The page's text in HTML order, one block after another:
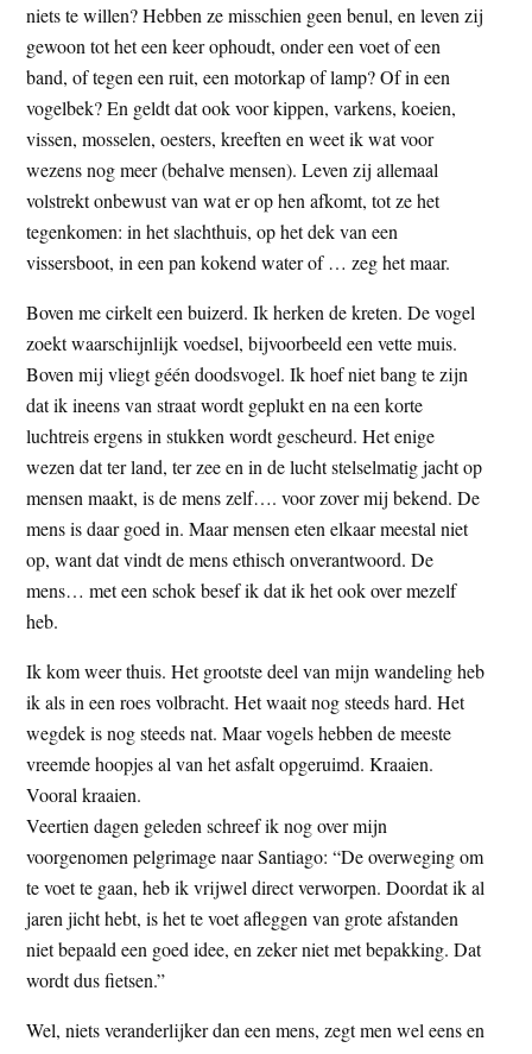
niets te willen? Hebben ze misschien geen benul, en leven zij
gewoon tot het een keer ophoudt, onder een voet of een
band, of tegen een ruit, een motorkap of lamp? Of in een
vogelbek? En geldt dat ook voor kippen, varkens, koeien,
vissen, mosselen, oesters, kreeften en weet ik wat voor
wezens nog meer (behalve mensen). Leven zij allemaal
volstrekt onbewust van wat er op hen afkomt, tot ze het
tegenkomen: in het slachthuis, op het dek van een
vissersboot, in een pan kokend water of … zeg het maar.
Boven me cirkelt een buizerd. Ik herken de kreten. De vogel
zoekt waarschijnlijk voedsel, bijvoorbeeld een vette muis.
Boven mij vliegt géén doodsvogel. Ik hoef niet bang te zijn
dat ik ineens van straat wordt geplukt en na een korte
luchtreis ergens in stukken wordt gescheurd. Het enige
wezen dat ter land, ter zee en in de lucht stelselmatig jacht op
mensen maakt, is de mens zelf…. voor zover mij bekend. De
mens is daar goed in. Maar mensen eten elkaar meestal niet
op, want dat vindt de mens ethisch onverantwoord. De
mens… met een schok besef ik dat ik het ook over mezelf
heb.
Ik kom weer thuis. Het grootste deel van mijn wandeling heb
ik als in een roes volbracht. Het waait nog steeds hard. Het
wegdek is nog steeds nat. Maar vogels hebben de meeste
vreemde hoopjes al van het asfalt opgeruimd. Kraaien.
Vooral kraaien.
Veertien dagen geleden schreef ik nog over mijn
voorgenomen pelgrimage naar Santiago: “De overweging om
te voet te gaan, heb ik vrijwel direct verworpen. Doordat ik al
jaren jicht hebt, is het te voet afleggen van grote afstanden
niet bepaald een goed idee, en zeker niet met bepakking. Dat
wordt dus fietsen.”
Wel, niets veranderlijker dan een mens, zegt men wel eens en